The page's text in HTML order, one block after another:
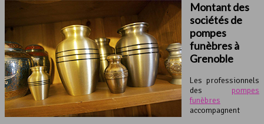
Montant des
sociétés de
pompes
funèbres à
Grenoble
Les professionnels
des pompes
funèbres
accompagnent